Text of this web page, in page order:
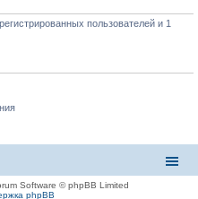
пользователей и 1
Software © phpBB Limited
phpBB